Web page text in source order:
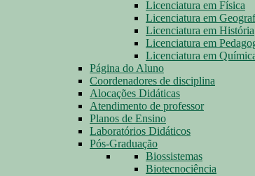
Licenciatura em Física
Licenciatura em
Licenciatura em História
Licenciatura em
Licenciatura em
Página do Aluno
Coordenadores de disciplina
Alocações Didáticas
Atendimento de professor
Planos de Ensino
Laboratórios Didáticos
Pós-Graduação
Biossistemas
Biotecnociência